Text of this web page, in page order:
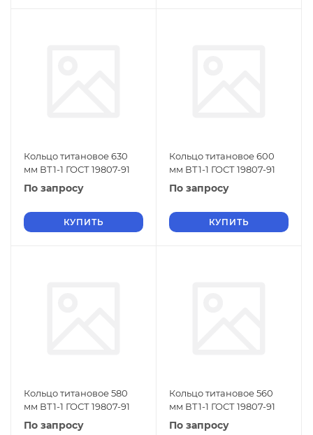
Кольцо титановое 630
мм ВТ1-1 ГОСТ 19807-91
По запросу
КУПИТЬ
Кольцо титановое 600
мм ВТ1-1 ГОСТ 19807-91
По запросу
КУПИТЬ
Кольцо титановое 580
мм ВТ1-1 ГОСТ 19807-91
По запросу
Кольцо титановое 560
мм ВТ1-1 ГОСТ 19807-91
По запросу